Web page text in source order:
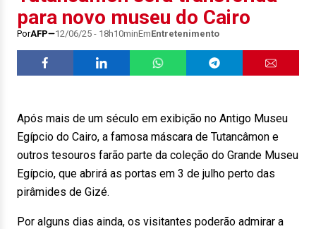
para novo museu do Cairo
PorAFP 12/06/25 - 18h10minEmEntretenimento
Após mais de um século em exibição no Antigo Museu
Egípcio do Cairo, a famosa máscara de Tutancâmon e
outros tesouros farão parte da coleção do Grande Museu
Egípcio, que abrirá as portas em 3 de julho perto das
pirâmides de Gizé.
Por alguns dias ainda, os visitantes poderão admirar a